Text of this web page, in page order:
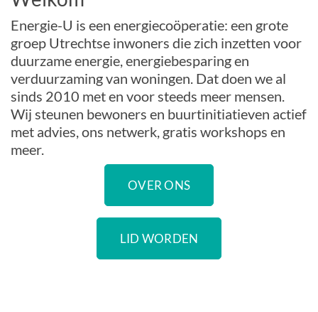
Energie-U is een energiecoöperatie: een grote
groep Utrechtse inwoners die zich inzetten voor
duurzame energie, energiebesparing en
verduurzaming van woningen. Dat doen we al
sinds 2010 met en voor steeds meer mensen.
Wij steunen bewoners en buurtinitiatieven actief
met advies, ons netwerk, gratis workshops en
meer.
OVER ONS
LID WORDEN